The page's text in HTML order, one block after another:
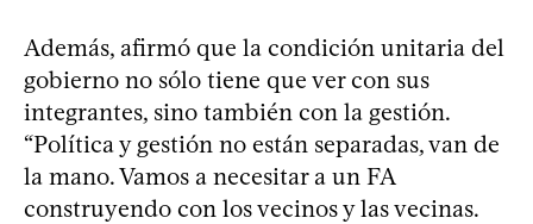
Además, afirmó que la condición unitaria del
gobierno no sólo tiene que ver con sus
integrantes, sino también con la gestión.
“Política y gestión no están separadas, van de
la mano. Vamos a necesitar a un FA
construyendo con los vecinos y las vecinas.